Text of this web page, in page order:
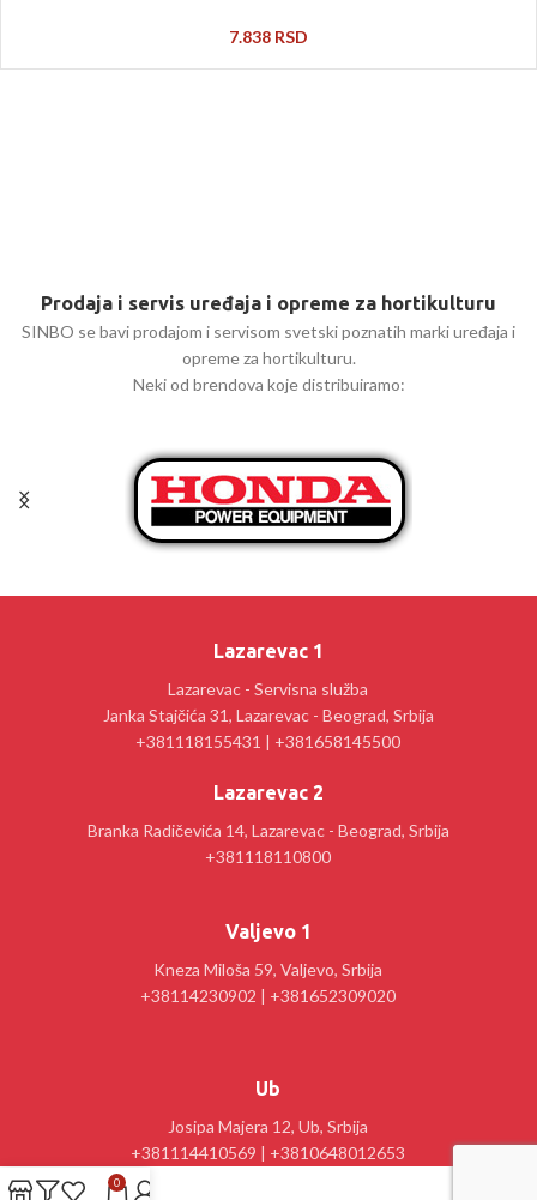
7.838 RSD
Prodaja i servis uređaja i opreme za hortikulturu
SINBO se bavi prodajom i servisom svetski poznatih marki uređaja i
opreme za hortikulturu.
Neki od brendova koje distribuiramo:
Lazarevac 1
Lazarevac - Servisna služba
Janka Stajčića 31, Lazarevac - Beograd, Srbija
+381118155431 | +381658145500
Lazarevac 2
Branka Radičevića 14, Lazarevac - Beograd, Srbija
+381118110800
Valjevo 1
Kneza Miloša 59, Valjevo, Srbija
+38114230902 | +381652309020
Ub
Josipa Majera 12, Ub, Srbija
+381114410569 | +3810648012653
0